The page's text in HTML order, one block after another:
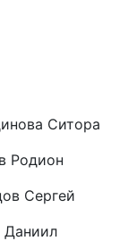
Ситора
Родион
Сергей